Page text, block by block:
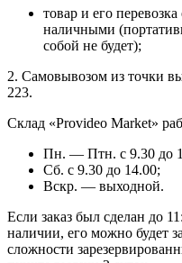
товар и его
наличными
собой не будет);
2. Самовывозом из точки
223.
Склад «Provideo Market»
Пн. — Птн. с 9.30 до
Сб. с 9.30 до 14.00;
Вскр. — выходной.
Если заказ был сделан до
наличии, его можно будет
сложности